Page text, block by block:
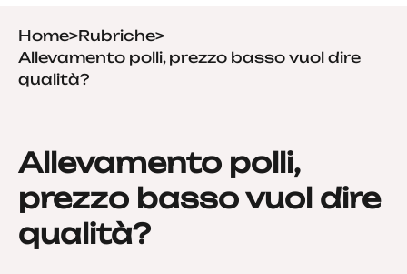
Home>Rubriche>
Allevamento polli, prezzo basso vuol dire
qualità?
Allevamento polli,
prezzo basso vuol dire
qualità?